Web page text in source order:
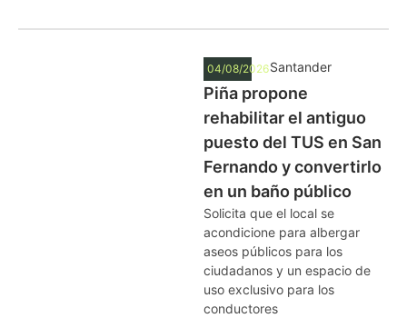
04/08/2026Santander
Piña propone
rehabilitar el antiguo
puesto del TUS en San
Fernando y convertirlo
en un baño público
Solicita que el local se
acondicione para albergar
aseos públicos para los
ciudadanos y un espacio de
uso exclusivo para los
conductores